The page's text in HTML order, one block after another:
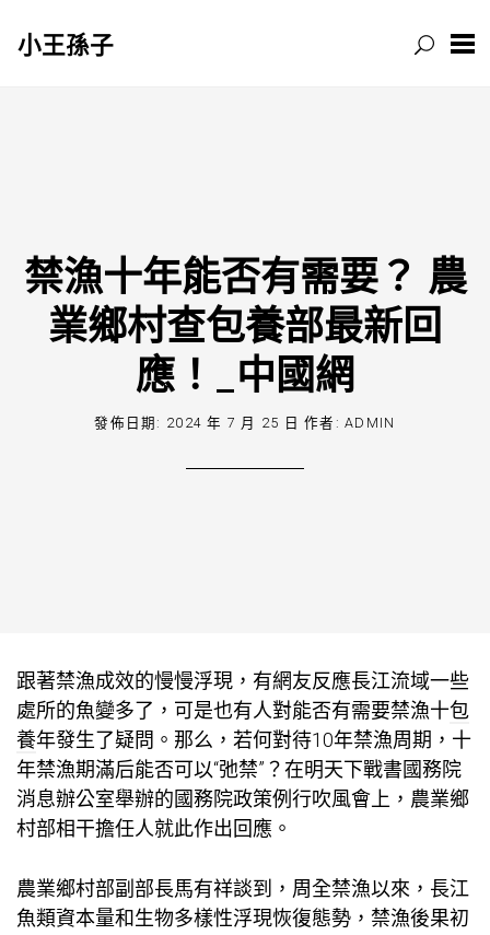
小王孫子
禁漁十年能否有需要？ 農
業鄉村查包養部最新回
應！_中國網
發佈日期: 2024 年 7 月 25 日 作者:ADMIN
跟著禁漁成效的慢慢浮現，有網友反應長江流域一些
處所的魚變多了，可是也有人對能否有需要禁漁十包
養年發生了疑問。那么，若何對待10年禁漁周期，十
年禁漁期滿后能否可以“弛禁”？在明天下戰書國務院
消息辦公室舉辦的國務院政策例行吹風會上，農業鄉
村部相干擔任人就此作出回應。
農業鄉村部副部長馬有祥談到，周全禁漁以來，長江
魚類資本量和生物多樣性浮現恢復態勢，禁漁後果初